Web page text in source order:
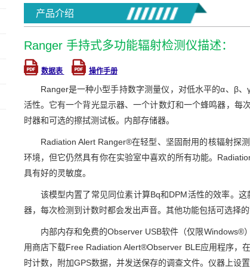
产品介绍
Ranger 手持式多功能辐射检测仪描述：
数据表 操作手册
Ranger是一种小型手持数字测量仪，对低水平的α、β
活性。它有一个背光显示器、一个计数灯和一个蜂鸣器，每
时器和可选的擦拭测试板。内部存储器。
Radiation Alert Ranger®在轻型、坚固耐用的核辐射探
环境，但它仍然具有你在实验室中喜欢的所有功能。
具有好的灵敏度。
该模型内置了常见同位素计算Bq和DPM活性的效率。
器，每次检测到计数时都会发出声音。其他功能包括可选择
内部内存和免费的Observer USB软件（仅限Windows®
用商店下载Free Radiation Alert®Observer BLE应用程序，
时计数，附加GPS数据，并发送保存的调查文件。仪器上设